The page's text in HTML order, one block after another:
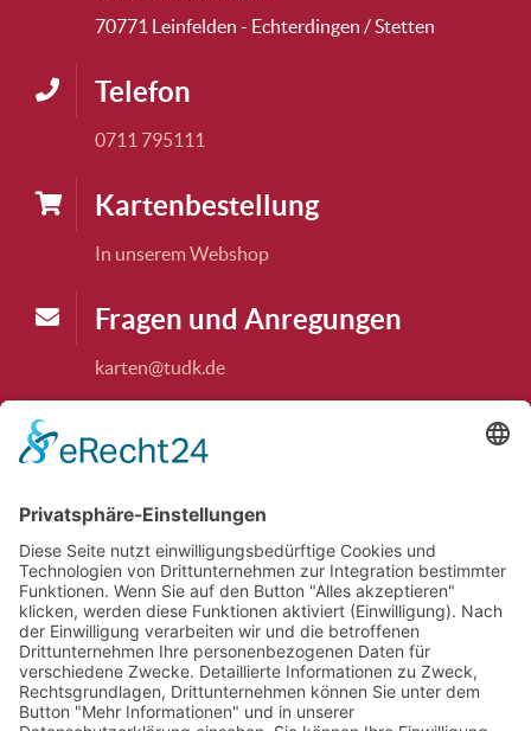
70771 Leinfelden - Echterdingen / Stetten
Telefon
0711 795111
Karten­bestellung
In unserem Webshop
Fragen und Anregungen
karten@tudk.de
Theaterkasse
15:00 bis 18.00 Uhr, und jeweils 1 Stunde vor
jeder Vorstellung geöffnet. Ausnahme: nicht am
14.07.2026 und nicht am 04.08.2026
Theatertelefon
Telefonisch erreichen Sie uns dienstags und